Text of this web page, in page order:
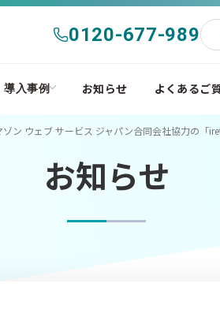
0120-677-989
導入事例 お知らせ よくあるご
ン ウェブ サービス ジャパン合同会社協力の「
お知らせ